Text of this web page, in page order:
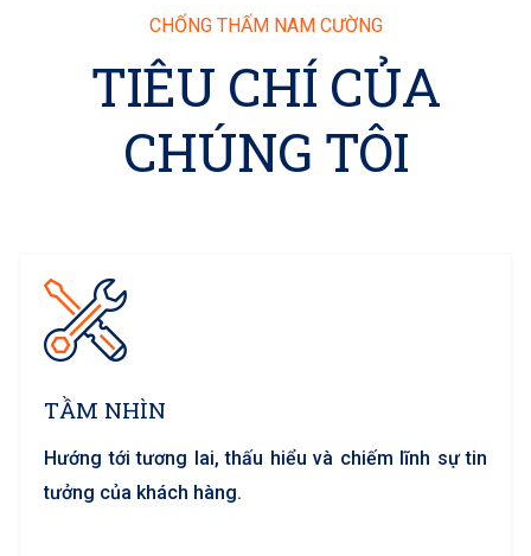
CHỐNG THẤM NAM CƯỜNG
TIÊU CHÍ CỦA
CHÚNG TÔI
TẦM NHÌN
Hướng tới tương lai, thấu hiểu và chiếm lĩnh sự tin
tưởng của khách hàng.